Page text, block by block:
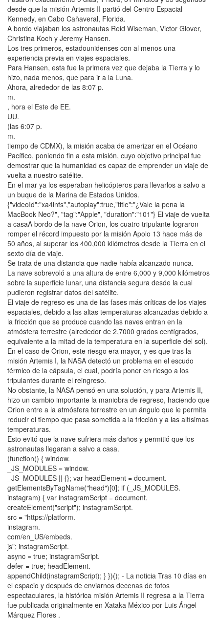
desde que la misión Artemis II partió del Centro Espacial
Kennedy, en Cabo Cañaveral, Florida.
A bordo viajaban los astronautas Reid Wiseman, Victor Glover,
Christina Koch y Jeremy Hansen.
Los tres primeros, estadounidenses con al menos una
experiencia previa en viajes espaciales.
Para Hansen, esta fue la primera vez que dejaba la Tierra y lo
hizo, nada menos, que para ir a la Luna.
Ahora, alrededor de las 8:07 p.
m.
, hora el Este de EE.
UU.
(las 6:07 p.
m.
tiempo de CDMX), la misión acaba de amerizar en el Océano
Pacífico, poniendo fin a esta misión, cuyo objetivo principal fue
demostrar que la humanidad es capaz de emprender un viaje de
vuelta a nuestro satélite.
En el mar ya los esperaban helicópteros para llevarlos a salvo a
un buque de la Marina de Estados Unidos.
{"videoId":"xa4lnfs","autoplay":true,"title":"¿Vale la pena la
MacBook Neo?", "tag":"Apple", "duration":"101"} El viaje de vuelta
a casaA bordo de la nave Orion, los cuatro tripulante lograron
romper el récord impuesto por la misión Apolo 13 hace más de
50 años, al superar los 400,000 kilómetros desde la Tierra en el
sexto día de viaje.
Se trata de una distancia que nadie había alcanzado nunca.
La nave sobrevoló a una altura de entre 6,000 y 9,000 kilómetros
sobre la superficie lunar, una distancia segura desde la cual
pudieron registrar datos del satélite.
El viaje de regreso es una de las fases más críticas de los viajes
espaciales, debido a las altas temperaturas alcanzadas debido a
la fricción que se produce cuando las naves entran en la
atmósfera terrestre (alrededor de 2,7000 grados centígrados,
equivalente a la mitad de la temperatura en la superficie del sol).
En el caso de Orion, este riesgo era mayor, y es que tras la
misión Artemis I, la NASA detectó un problema en el escudo
térmico de la cápsula, el cual, podría poner en riesgo a los
tripulantes durante el reingreso.
No obstante, la NASA pensó en una solución, y para Artemis II,
hizo un cambio importante la maniobra de regreso, haciendo que
Orion entre a la atmósfera terrestre en un ángulo que le permita
reducir el tiempo que pasa sometida a la fricción y a las altísimas
temperaturas.
Esto evitó que la nave sufriera más daños y permitió que los
astronautas llegaran a salvo a casa.
(function() { window.
_JS_MODULES = window.
_JS_MODULES || {}; var headElement = document.
getElementsByTagName("head")[0]; if (_JS_MODULES.
instagram) { var instagramScript = document.
createElement("script"); instagramScript.
src = "https://platform.
instagram.
com/en_US/embeds.
js"; instagramScript.
async = true; instagramScript.
defer = true; headElement.
appendChild(instagramScript); } })(); - La noticia Tras 10 días en
el espacio y después de enviarnos decenas de fotos
espectaculares, la histórica misión Artemis II regresa a la Tierra
fue publicada originalmente en Xataka México por Luis Ángel
Márquez Flores .